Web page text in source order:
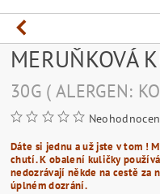
MERUŇKOVÁ
30G ( ALERGEN:
Dáte si jednu a už jste v tom !
chutí. K obalení kuličky
nedozrávají někde na cestě za
úplném dozrání.